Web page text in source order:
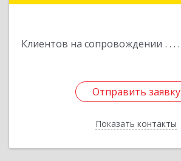
Клиентов на сопровождении
Отправить заявку
Показать контакты
Отправить заявку
Назад